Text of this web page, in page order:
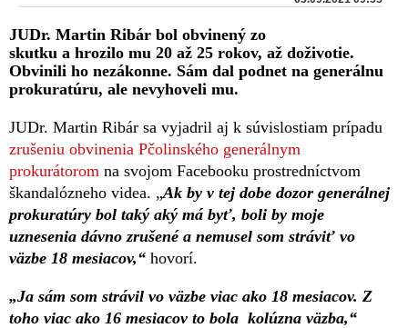
JUDr. Martin Ribár bol obvinený zo
skutku a hrozilo mu 20 až 25 rokov, až doživotie.
Obvinili ho nezákonne. Sám dal podnet na generálnu
prokuratúru, ale nevyhoveli mu.
JUDr. Martin Ribár sa vyjadril aj k súvislostiam prípadu
zrušeniu obvinenia Pčolinského generálnym
prokurátorom na svojom Facebooku prostredníctvom
škandalózneho videa. „Ak by v tej dobe dozor generálnej
prokuratúry bol taký aký má byť, boli by moje
uznesenia dávno zrušené a nemusel som stráviť vo
väzbe 18 mesiacov,“ hovorí.
„Ja sám som strávil vo väzbe viac ako 18 mesiacov. Z
toho viac ako 16 mesiacov to bola kolúzna väzba,“